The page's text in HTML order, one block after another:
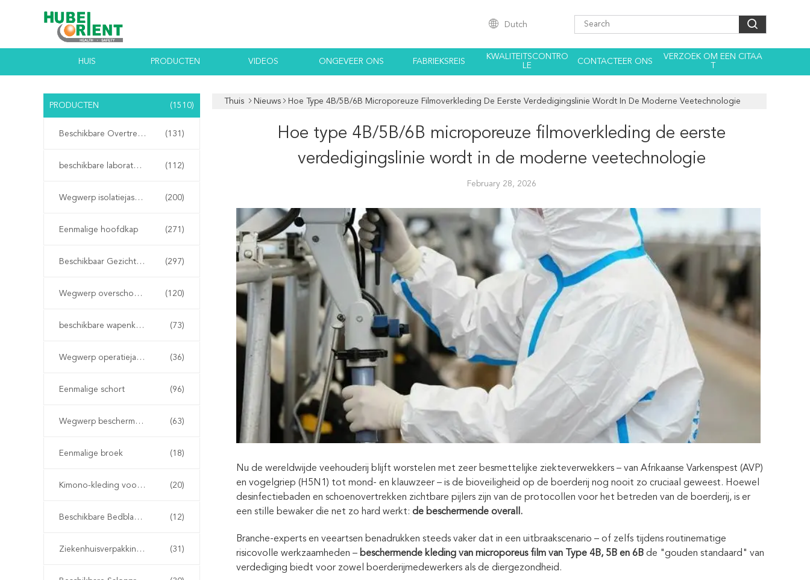
Dutch
HUIS PRODUCTEN VIDEOS ONGEVEER ONS FABRIEKSREIS
KWALITEITSCONTRO
LE
CONTACTEER ONS
VERZOEK OM EEN CITAA
PRODUCTEN (1510)
Beschikbare Overtrekken (131)
beschikbare laboratoriumlagen (112)
Wegwerp isolatiejassen (200)
Eenmalige hoofdkap (271)
Beschikbaar Gezichtsmasker (297)
Wegwerp overschoenen (120)
beschikbare wapenkokers (73)
Wegwerp operatiejassen (36)
Eenmalige schort (96)
Wegwerp beschermende jassen (63)
Eenmalige broek (18)
Kimono-kleding voor eenmalig gebruik (20)
Beschikbare Bedbladen (12)
Ziekenhuisverpakkingen (31)
Thuis Nieuws Hoe Type 4B/5B/6B Microporeuze Filmoverkleding De Eerste Verdedigingslinie Wordt In De Moderne Veetechnologie
Hoe type 4B/5B/6B microporeuze filmoverkleding de eerste
verdedigingslinie wordt in de moderne veetechnologie
February 28, 2026
Nu de wereldwijde veehouderij blijft worstelen met zeer besmettelijke ziekteverwekkers – van Afrikaanse Varkenspest (AVP)
en vogelgriep (H5N1) tot mond- en klauwzeer – is de bioveiligheid op de boerderij nog nooit zo cruciaal geweest. Hoewel
desinfectiebaden en schoenovertrekken zichtbare pijlers zijn van de protocollen voor het betreden van de boerderij, is er
een stille bewaker die net zo hard werkt: de beschermende overall.
Branche-experts en veeartsen benadrukken steeds vaker dat in een uitbraakscenario – of zelfs tijdens routinematige
risicovolle werkzaamheden – beschermende kleding van microporeus film van Type 4B, 5B en 6B de "gouden standaard" van
verdediging biedt voor zowel boerderijmedewerkers als de diergezondheid.